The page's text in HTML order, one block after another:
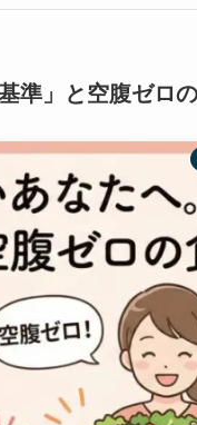
準」と空腹ゼロ